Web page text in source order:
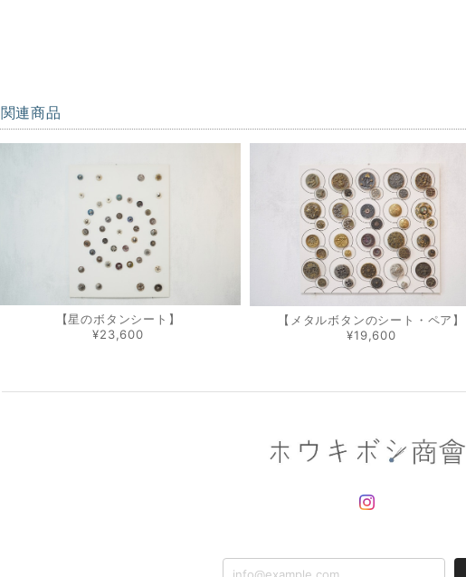
関連商品
【星のボタンシート】
¥23,600
【メタルボタンのシート・ペア】
¥19,600